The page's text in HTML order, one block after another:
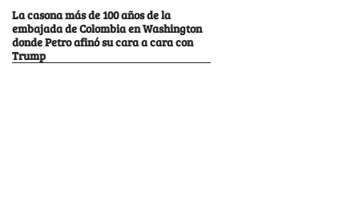
La casona más de 100 años de la
embajada de Colombia en Washington
donde Petro afinó su cara a cara con
Trump